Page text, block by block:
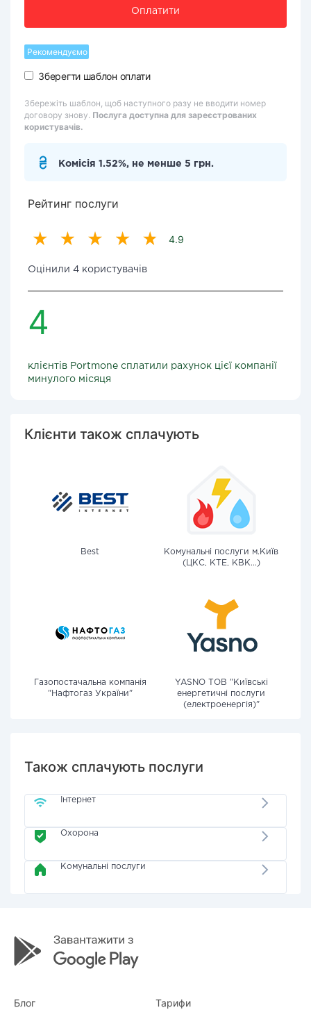
Оплатити
Рекомендуємо
Зберегти шаблон оплати
Збережіть шаблон, щоб наступного разу не вводити номер
договору знову. Послуга доступна для зареєстрованих
користувачів.
Комісія 1.52%, не менше 5 грн.
Рейтинг послуги
4.9
Оцінили 4 користувачів
4
клієнтів Portmone сплатили рахунок цієї компанії
минулого місяця
Клієнти також сплачують
Best
Комунальні послуги м.Київ
(ЦКС, КТЕ, КВК...)
Газопостачальна компанія
"Нафтогаз України"
YASNO ТОВ "Київські
енергетичні послуги
(електроенергія)"
Також сплачують послуги
Інтернет
Охорона
Комунальні послуги
Блог Тарифи